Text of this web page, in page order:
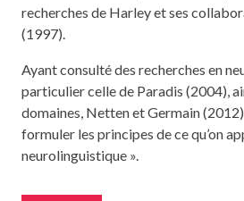
recherches de Harley et ses
(1997).
Ayant consulté des recherches en
particulier celle de Paradis (2004),
domaines, Netten et Germain
formuler les principes de ce qu’on
neurolinguistique ».